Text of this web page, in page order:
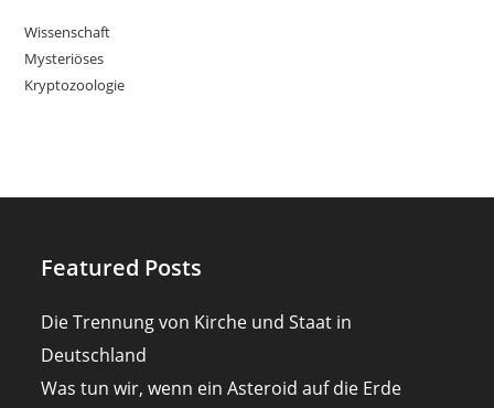
Wissenschaft
Mysteriöses
Kryptozoologie
Featured Posts
Die Trennung von Kirche und Staat in
Deutschland
Was tun wir, wenn ein Asteroid auf die Erde